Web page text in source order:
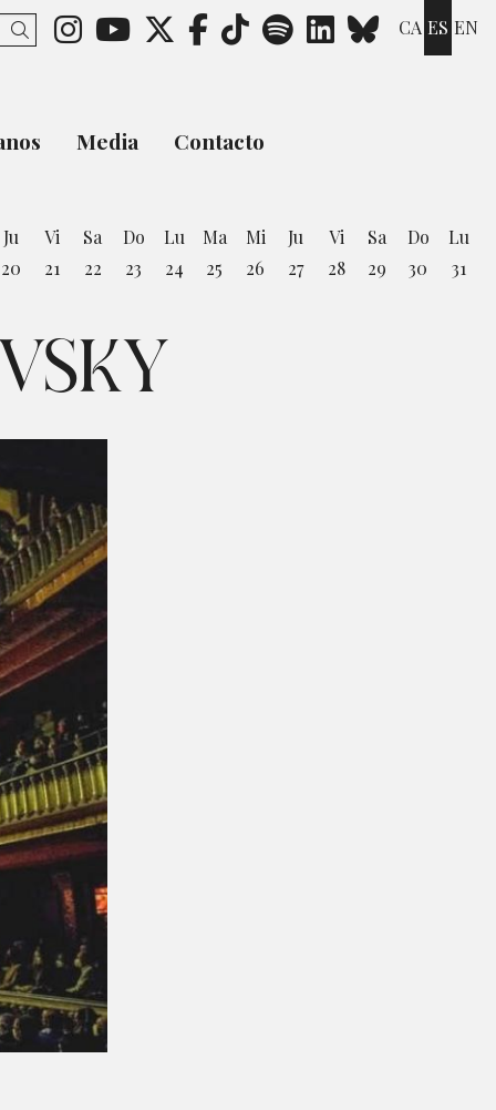
CA ES EN
Link a instagram
Link a youtube
Link a twitter
Link a facebook
Link a ticktok
Link a spotify
Link aLink a
Buscar
Media Contacto
Ju
20
Vi
21
Sa
22
Do
23
Lu
24
Ma
25
Mi
26
Ju
27
Vi
28
Sa
29
Do
30
Lu
31